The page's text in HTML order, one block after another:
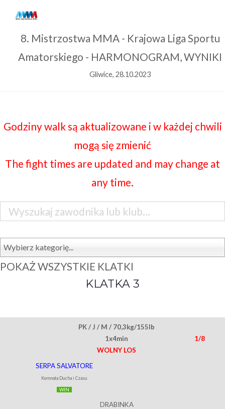
8. Mistrzostwa MMA - Krajowa Liga Sportu
Amatorskiego - HARMONOGRAM, WYNIKI
Gliwice, 28.10.2023
Godziny walk są aktualizowane i w każdej chwili
mogą się zmienić
The fight times are updated and may change at
any time.
Wybierz kategorię...
POKAŻ WSZYSTKIE KLATKI
KLATKA 3
PK / J / M / 70,3kg/155lb
1x4min
1/8
WOLNY LOS
SERPA SALVATORE
Komnata Ducha i Czasu
WIN
DRABINKA